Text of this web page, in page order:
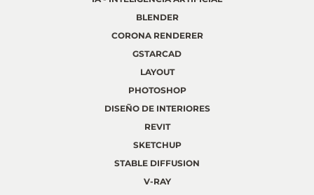
BLENDER
CORONA RENDERER
GSTARCAD
LAYOUT
PHOTOSHOP
DISEÑO DE INTERIORES
REVIT
SKETCHUP
STABLE DIFFUSION
V-RAY